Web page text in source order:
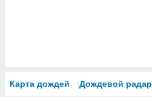
Карта дождей Дождевой радар